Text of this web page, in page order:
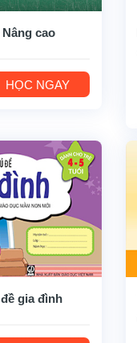
cao
HỌC NGAY
gia đình